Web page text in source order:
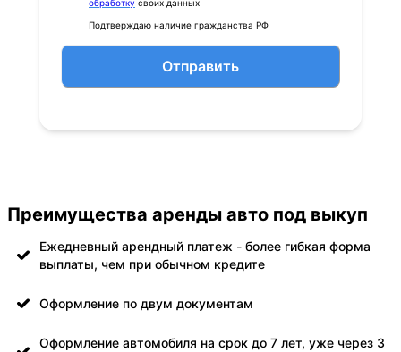
обработку своих данных
Подтверждаю наличие гражданства РФ
Отправить
Преимущества аренды авто под выкуп
Ежедневный арендный платеж - более гибкая форма
выплаты, чем при обычном кредите
Оформление по двум документам
Оформление автомобиля на срок до 7 лет, уже через 3